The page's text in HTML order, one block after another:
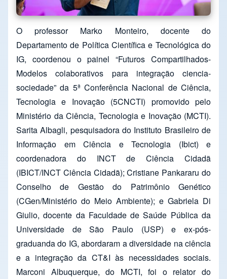
O professor Marko Monteiro, docente do
Departamento de Política Científica e Tecnológica do
IG, coordenou o painel “Futuros Compartilhados-
Modelos colaborativos para integração ciencia-
sociedade” da 5ª Conferência Nacional de Ciência,
Tecnologia e Inovação (5CNCTI) promovido pelo
Ministério da Ciência, Tecnologia e Inovação (MCTI).
Sarita Albagli, pesquisadora do Instituto Brasileiro de
Informação em Ciência e Tecnologia (Ibict) e
coordenadora do INCT de Ciência Cidadã
(IBICT/INCT Ciência Cidadã); Cristiane Pankararu do
Conselho de Gestão do Patrimônio Genético
(CGen/Ministério do Meio Ambiente); e Gabriela Di
Giulio, docente da Faculdade de Saúde Pública da
Universidade de São Paulo (USP) e ex-pós-
graduanda do IG, abordaram a diversidade na ciência
e a integração da CT&I às necessidades sociais.
Marconi Albuquerque, do MCTI, foi o relator do